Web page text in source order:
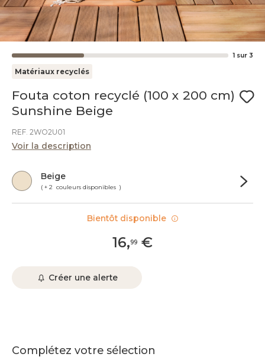
1 sur 3
Matériaux recyclés
Fouta coton recyclé (100 x 200 cm)
Sunshine Beige
REF. 2WO2U01
Voir la description
Beige
( + 2 couleurs disponibles )
16,99 €
Créer une alerte
Complétez votre sélection